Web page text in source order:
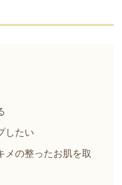
したい
メの整ったお肌を取